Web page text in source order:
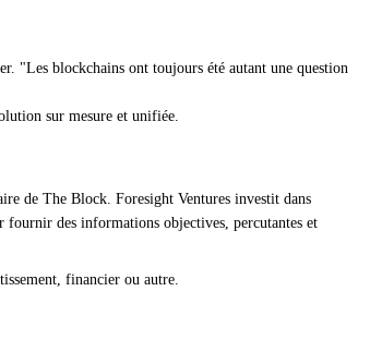
"Les blockchains ont toujours été autant une question
sur mesure et unifiée.
de The Block. Foresight Ventures investit dans
fournir des informations objectives, percutantes et
financier ou autre.